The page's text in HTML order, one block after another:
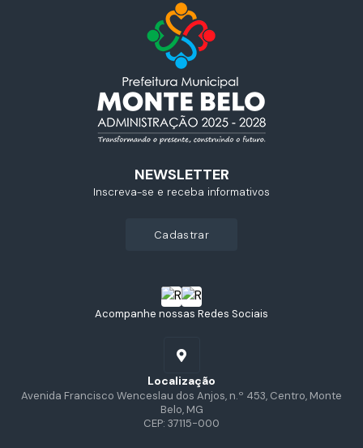
Acompanhe nossas Redes Sociais
Localização
Avenida Francisco Wenceslau dos Anjos, n.º 453, Centro, Monte
Belo, MG
CEP: 37115-000
NEWSLETTER
Inscreva-se e receba informativos
cadastrar